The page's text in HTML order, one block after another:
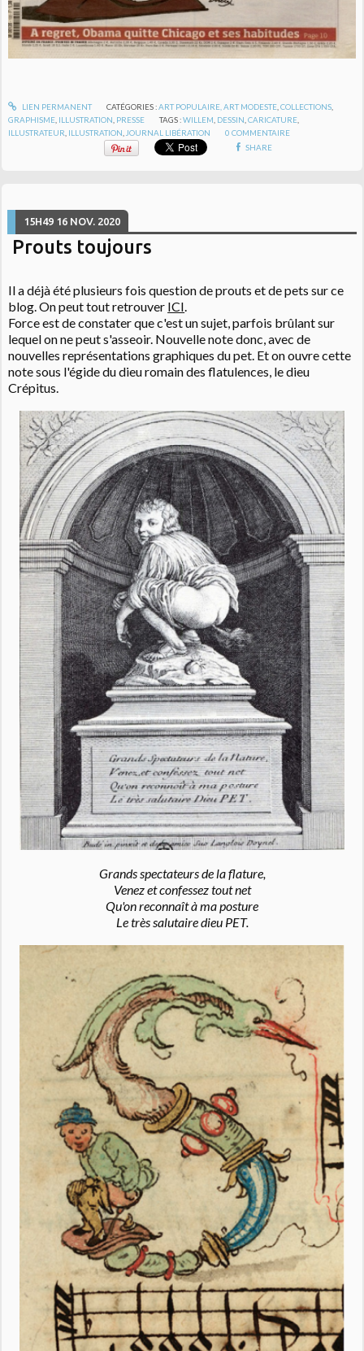
LIEN PERMANENT CATÉGORIES :ART POPULAIRE, ART MODESTE, COLLECTIONS,
GRAPHISME ILLUSTRATION PRESSE TAGS :WILLEM DESSIN ,CARICATURE
ILLUSTRATEUR ILLUSTRATION JOURNAL LIBÉRATION 0 COMMENTAIRE
SHARE
15H49 16 NOV. 2020
Prouts toujours
Il a déjà été plusieurs fois question de prouts et de pets sur ce
blog. On peut tout retrouver ICI
Force est de constater que c'est un sujet, parfois brûlant sur
lequel on ne peut s'asseoir. Nouvelle note donc, avec de
nouvelles représentations graphiques du pet. Et on ouvre cette
note sous l'égide du dieu romain des flatulences, le dieu
Crépitus.
Grands spectateurs de la flature,
Venez et confessez tout net
Qu'on reconnaît à ma posture
Le très salutaire dieu PET.